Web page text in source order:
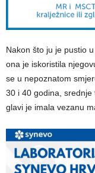
Nakon što ju je pustio
ona je iskoristila
se u nepoznatom
30 i 40 godina,
glavi je imala vezanu